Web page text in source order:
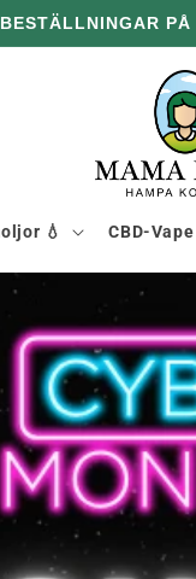
💧 CBD-